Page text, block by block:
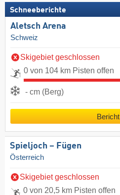
Schneeberichte
Aletsch Arena
Schweiz
Skigebiet geschlossen
0 von 104 km Pisten offen
- cm (Berg)
Bericht
Spieljoch – Fügen
Österreich
Skigebiet geschlossen
0 von 20,5 km Pisten offen